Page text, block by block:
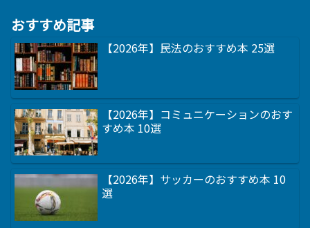
おすすめ記事
【2026年】民法のおすすめ本 25選
【2026年】コミュニケーションのおす
すめ本 10選
【2026年】サッカーのおすすめ本 10
選